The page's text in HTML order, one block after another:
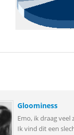
Gloominess
Emo, ik draag
Ik vind dit een